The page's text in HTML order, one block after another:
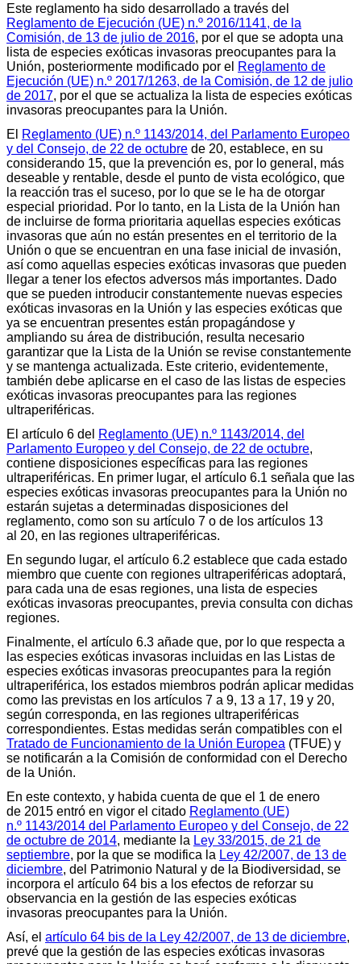
Este reglamento ha sido desarrollado a través del
Reglamento de Ejecución (UE) n.º 2016/1141, de la
Comisión, de 13 de julio de 2016, por el que se adopta una
lista de especies exóticas invasoras preocupantes para la
Unión, posteriormente modificado por el Reglamento de
Ejecución (UE) n.º 2017/1263, de la Comisión, de 12 de julio
de 2017, por el que se actualiza la lista de especies exóticas
invasoras preocupantes para la Unión.
El
Reglamento (UE) n.º 1143/2014, del Parlamento Europeo
y del Consejo, de 22 de octubre de 20, establece, en su
considerando 15, que la prevención es, por lo general, más
deseable y rentable, desde el punto de vista ecológico, que
la reacción tras el suceso, por lo que se le ha de otorgar
especial prioridad. Por lo tanto, en la Lista de la Unión han
de incluirse de forma prioritaria aquellas especies exóticas
invasoras que aún no están presentes en el territorio de la
Unión o que se encuentran en una fase inicial de invasión,
así como aquellas especies exóticas invasoras que pueden
llegar a tener los efectos adversos más importantes. Dado
que se pueden introducir constantemente nuevas especies
exóticas invasoras en la Unión y las especies exóticas que
ya se encuentran presentes están propagándose y
ampliando su área de distribución, resulta necesario
garantizar que la Lista de la Unión se revise constantemente
y se mantenga actualizada. Este criterio, evidentemente,
también debe aplicarse en el caso de las listas de especies
exóticas invasoras preocupantes para las regiones
ultraperiféricas.
El artículo 6 del Reglamento (UE) n.º 1143/2014, del
Parlamento Europeo y del Consejo, de 22 de octubre,
contiene disposiciones específicas para las regiones
ultraperiféricas. En primer lugar, el artículo 6.1 señala que las
especies exóticas invasoras preocupantes para la Unión no
estarán sujetas a determinadas disposiciones del
reglamento, como son su artículo 7 o de los artículos 13
al 20, en las regiones ultraperiféricas.
En segundo lugar, el artículo 6.2 establece que cada estado
miembro que cuente con regiones ultraperiféricas adoptará,
para cada una de esas regiones, una lista de especies
exóticas invasoras preocupantes, previa consulta con dichas
regiones.
Finalmente, el artículo 6.3 añade que, por lo que respecta a
las especies exóticas invasoras incluidas en las Listas de
especies exóticas invasoras preocupantes para la región
ultraperiférica, los estados miembros podrán aplicar medidas
como las previstas en los artículos 7 a 9, 13 a 17, 19 y 20,
según corresponda, en las regiones ultraperiféricas
correspondientes. Estas medidas serán compatibles con el
Tratado de Funcionamiento de la Unión Europea (TFUE) y
se notificarán a la Comisión de conformidad con el Derecho
de la Unión.
En este contexto, y habida cuenta de que el 1 de enero
de 2015 entró en vigor el citado Reglamento (UE)
n.º 1143/2014 del Parlamento Europeo y del Consejo, de 22
de octubre de 2014, mediante la Ley 33/2015, de 21 de
septiembre, por la que se modifica la Ley 42/2007, de 13 de
diciembre, del Patrimonio Natural y de la Biodiversidad, se
incorpora el artículo 64 bis a los efectos de reforzar su
observancia en la gestión de las especies exóticas
invasoras preocupantes para la Unión.
Así, el artículo 64 bis de la Ley 42/2007, de 13 de diciembre,
prevé que la gestión de las especies exóticas invasoras